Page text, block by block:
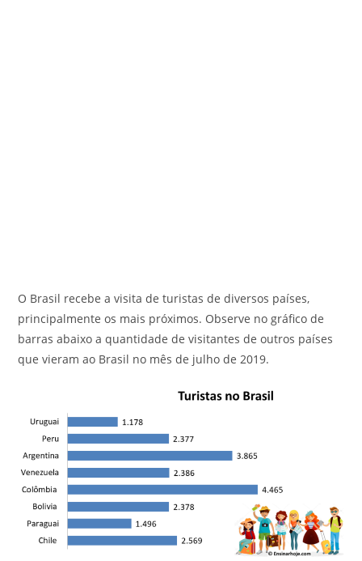
O Brasil recebe a visita de turistas de diversos países,
principalmente os mais próximos. Observe no gráfico de
barras abaixo a quantidade de visitantes de outros países
que vieram ao Brasil no mês de julho de 2019.